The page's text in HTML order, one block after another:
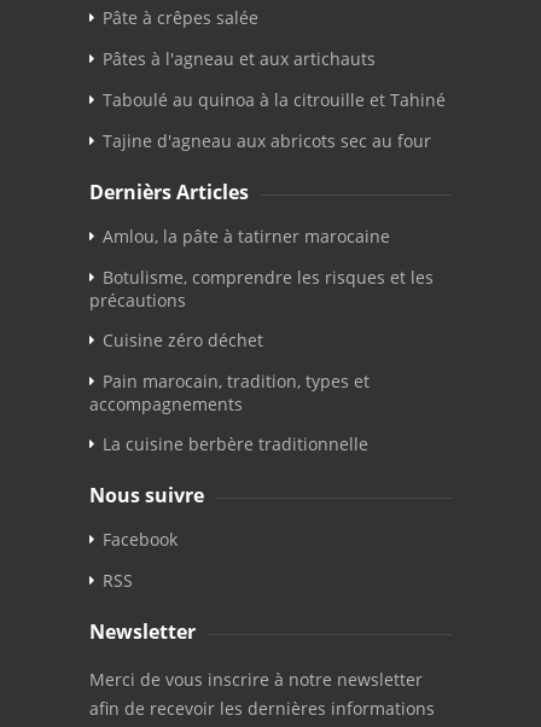
Pâte à crêpes salée
Pâtes à l'agneau et aux artichauts
Taboulé au quinoa à la citrouille et Tahiné
Tajine d'agneau aux abricots sec au four
Dernièrs Articles
Amlou, la pâte à tatirner marocaine
Botulisme, comprendre les risques et les
précautions
Cuisine zéro déchet
Pain marocain, tradition, types et
accompagnements
La cuisine berbère traditionnelle
Nous suivre
Facebook
RSS
Newsletter
Merci de vous inscrire à notre newsletter
afin de recevoir les dernières informations